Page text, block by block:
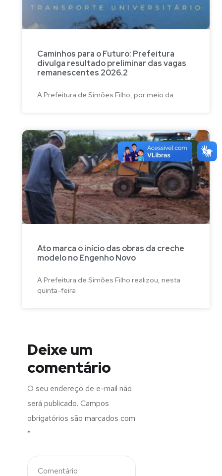
Caminhos para o Futuro: Prefeitura
divulga resultado preliminar das vagas
remanescentes 2026.2
A Prefeitura de Simões Filho, por meio da
NOTÍCIAS
Ato marca o início das obras da creche
modelo no Engenho Novo
A Prefeitura de Simões Filho realizou, nesta
quinta-feira
Deixe um
comentário
O seu endereço de e-mail não
será publicado. Campos
obrigatórios são marcados com
*